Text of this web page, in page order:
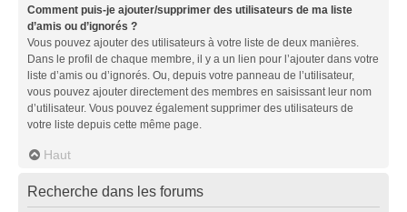
Comment puis-je ajouter/supprimer des utilisateurs de ma liste
d’amis ou d’ignorés ?
Vous pouvez ajouter des utilisateurs à votre liste de deux manières.
Dans le profil de chaque membre, il y a un lien pour l’ajouter dans votre
liste d’amis ou d’ignorés. Ou, depuis votre panneau de l’utilisateur,
vous pouvez ajouter directement des membres en saisissant leur nom
d’utilisateur. Vous pouvez également supprimer des utilisateurs de
votre liste depuis cette même page.
Haut
Recherche dans les forums